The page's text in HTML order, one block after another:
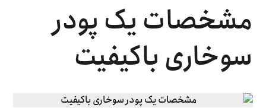
مشخصات یک پودر
سوخاری باکیفیت